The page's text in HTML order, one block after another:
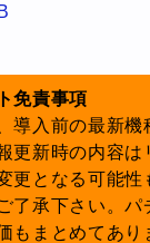
免責事項
導入前の最新機
更新時の内容は
更となる可能性
了承下さい。パ
もまとめてあり